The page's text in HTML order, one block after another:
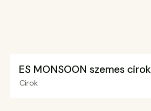
ES MONSOON szemes cirok
Cirok